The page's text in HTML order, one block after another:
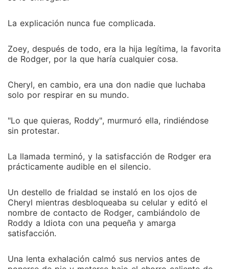
La explicación nunca fue complicada.
Zoey, después de todo, era la hija legítima, la favorita
de Rodger, por la que haría cualquier cosa.
Cheryl, en cambio, era una don nadie que luchaba
solo por respirar en su mundo.
"Lo que quieras, Roddy", murmuró ella, rindiéndose
sin protestar.
La llamada terminó, y la satisfacción de Rodger era
prácticamente audible en el silencio.
Un destello de frialdad se instaló en los ojos de
Cheryl mientras desbloqueaba su celular y editó el
nombre de contacto de Rodger, cambiándolo de
Roddy a Idiota con una pequeña y amarga
satisfacción.
Una lenta exhalación calmó sus nervios antes de